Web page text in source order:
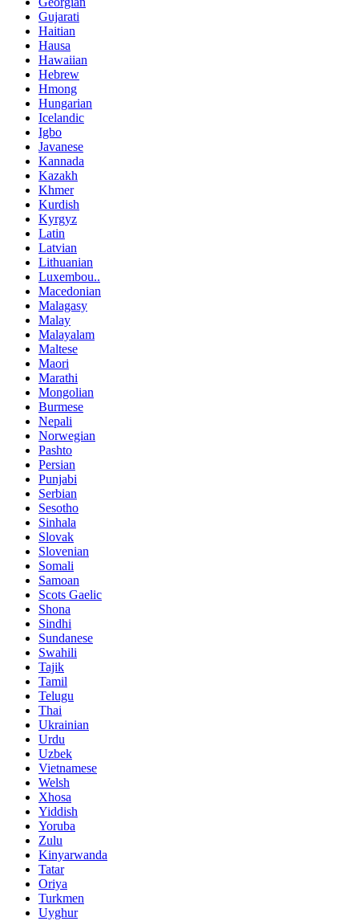
Gujarati
Haitian
Hausa
Hawaiian
Hebrew
Hmong
Hungarian
Icelandic
Igbo
Javanese
Kannada
Kazakh
Khmer
Kurdish
Kyrgyz
Latin
Latvian
Lithuanian
Luxembou..
Macedonian
Malagasy
Malay
Malayalam
Maltese
Maori
Marathi
Mongolian
Burmese
Nepali
Norwegian
Pashto
Persian
Punjabi
Serbian
Sesotho
Sinhala
Slovak
Slovenian
Somali
Samoan
Scots Gaelic
Shona
Sindhi
Sundanese
Swahili
Tajik
Tamil
Telugu
Thai
Ukrainian
Urdu
Uzbek
Vietnamese
Welsh
Xhosa
Yiddish
Yoruba
Zulu
Kinyarwanda
Tatar
Oriya
Turkmen
Uyghur